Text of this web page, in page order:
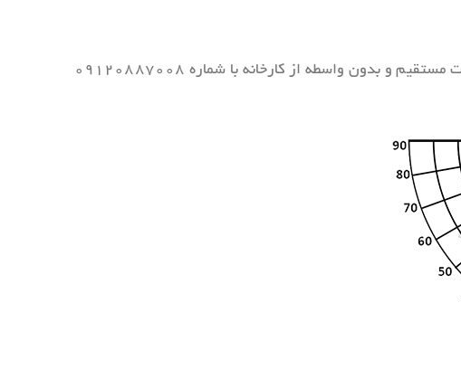
کلیک نمایید. همچنین برای خرید این محصول بصورت مستقیم و بدون واسطه از کارخانه با شماره ۰۹۱۲۰۸۸۷۰۰۸